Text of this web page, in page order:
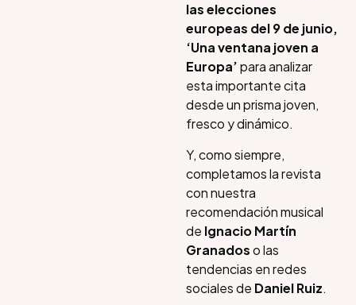
las elecciones
europeas del 9 de junio,
‘Una ventana joven a
Europa’para analizar
esta importante cita
desde un prisma joven,
fresco y dinámico.
Y, como siempre,
completamos la revista
con nuestra
recomendación musical
de Ignacio Martín
Granadoso las
tendencias en redes
sociales de Daniel Ruiz.